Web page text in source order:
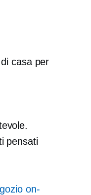
casa per
pensati
on-